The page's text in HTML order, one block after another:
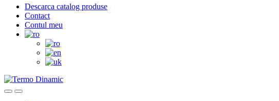
Descarca catalog produse
Contact
Contul meu